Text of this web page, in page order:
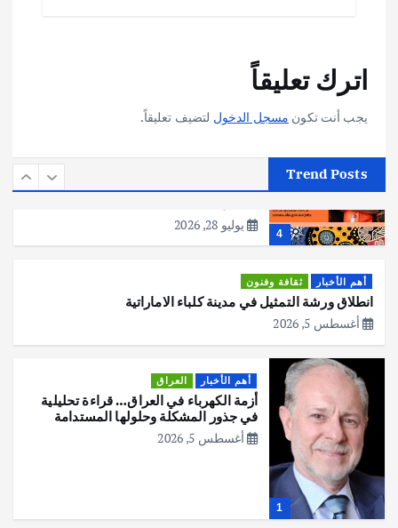
اترك تعليقاً
يجب أنت تكون مسجل الدخول لتضيف تعليقاً.
Trend Posts
هوي آن… مدينة الفوانيس وسحر التاريخ
4
عملية التعداد السكاني في11 من الشهر
يوليو 28, 2026
أهم الأخبار ثقافة وفنون
انطلاق ورشة التمثيل في مدينة كلباء الاماراتية
أغسطس 5, 2026
1
أهم الأخبار العراق
أزمة الكهرباء في العراق… قراءة تحليلية
في جذور المشكلة وحلولها المستدامة
أغسطس 5, 2026